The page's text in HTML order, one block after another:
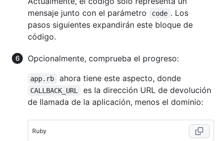
mensaje junto con el parámetro
code . Los
pasos siguientes expandirán este bloque de
código.
Opcionalmente, comprueba el progreso:
app.rb ahora tiene este aspecto, donde
CALLBACK_URL
es la dirección URL de devolución
de llamada de la aplicación, menos el dominio:
Ruby